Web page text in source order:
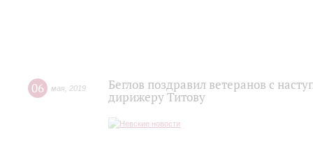
06 мая 2019
Беглов поздравил ветеранов с
дирижеру Титову